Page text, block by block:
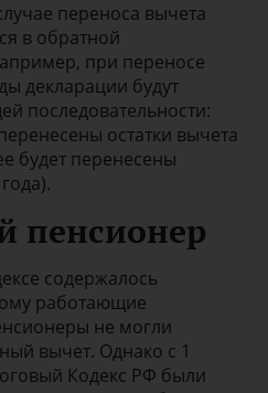
переноса вычета
в обратной
при переносе
декларации будут
последовательности:
остатки вычета
будет перенесены
пенсионер
содержалось
работающие
не могли
вычет. Однако с 1
Кодекс РФ были